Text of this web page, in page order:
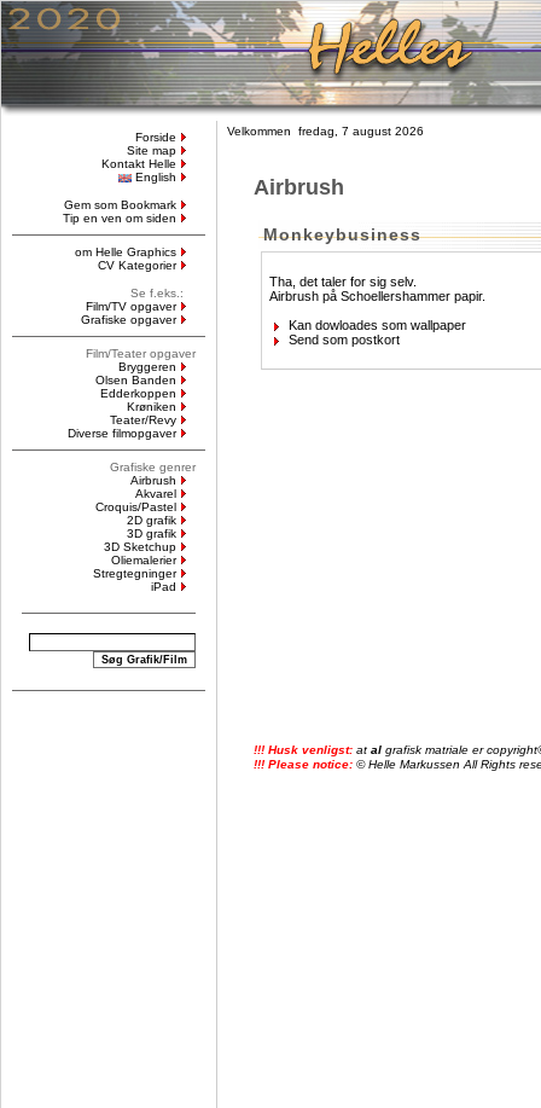
Forside
Site map
Kontakt Helle
English
Gem som Bookmark
Tip en ven om siden
om Helle Graphics
CV Kategorier
Se f.eks.:
Film/TV opgaver
Grafiske opgaver
Film/Teater opgaver
Bryggeren
Olsen Banden
Edderkoppen
Krøniken
Teater/Revy
Diverse filmopgaver
Grafiske genrer
Airbrush
Akvarel
Croquis/Pastel
2D grafik
3D grafik
3D Sketchup
Oliemalerier
Stregtegninger
iPad
Velkommen fredag, 7 august 2026
Airbrush
Monkeybusiness
Tha, det taler for sig selv.
Airbrush på Schoellershammer papir.
Kan dowloades som wallpaper
Send som postkort
!!! Husk venligst: at al grafisk matriale er
!!! Please notice: © Helle Markussen All Rights